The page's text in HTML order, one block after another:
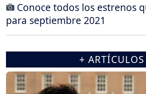
Conoce todos los estrenos
para septiembre 2021
+ ARTÍCULOS